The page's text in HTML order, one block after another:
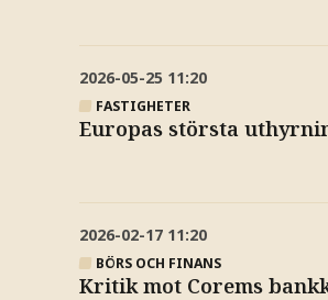
2026-05-25 11:20
FASTIGHETER
Europas största
2026-02-17 11:20
BÖRS OCH FINANS
Kritik mot Corems